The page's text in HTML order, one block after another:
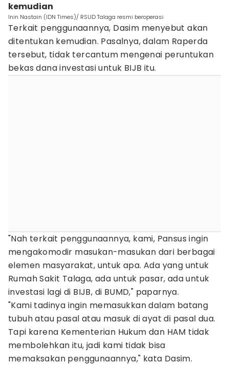
kemudian
Inin Nastain (IDN Times)/ RSUD Talaga resmi beroperasi
Terkait penggunaannya, Dasim menyebut akan
ditentukan kemudian. Pasalnya, dalam Raperda
tersebut, tidak tercantum mengenai peruntukan
bekas dana investasi untuk BIJB itu.
"Nah terkait penggunaannya, kami, Pansus ingin
mengakomodir masukan-masukan dari berbagai
elemen masyarakat, untuk apa. Ada yang untuk
Rumah Sakit Talaga, ada untuk pasar, ada untuk
investasi lagi di BIJB, di BUMD," paparnya.
"Kami tadinya ingin memasukkan dalam batang
tubuh atau pasal atau masuk di ayat di pasal dua.
Tapi karena Kementerian Hukum dan HAM tidak
membolehkan itu, jadi kami tidak bisa
memaksakan penggunaannya," kata Dasim.